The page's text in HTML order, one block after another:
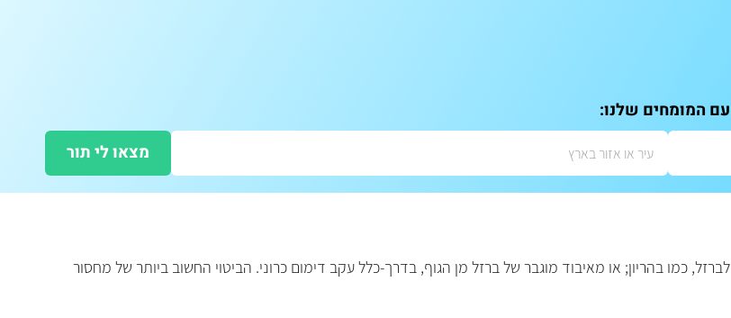
מצאו לי תור
כמו בהריון; או מאיבוד מוגבר של ברזל מן הגוף, בדרך-כלל עקב דימום כרוני. הביטוי החשוב ביותר של מחסור